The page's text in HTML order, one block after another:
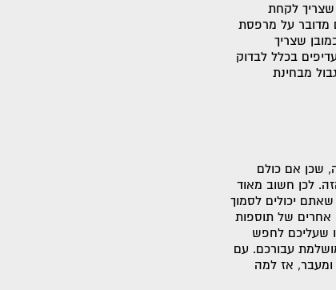
שצריך לקחת
מדובר על מרפסת
שצריך
בכלל לבדוק
מבחינת
שכן אם כולם
לכן חשוב מאוד
יכולים לסמוך
אחרים של תוספות
שעליכם לחפש
עבורכם. עם
ומעבר, אז למה